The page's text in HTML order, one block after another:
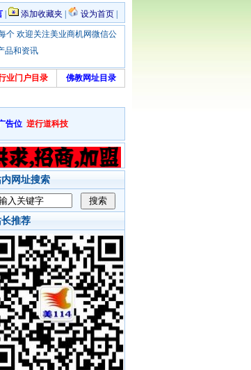
添加收藏夹 设为首页
个 欢迎关注美业商机网微信公
品和资讯
业门户目录 佛教网址目录
告位 逆行道科技
网址搜索
推荐